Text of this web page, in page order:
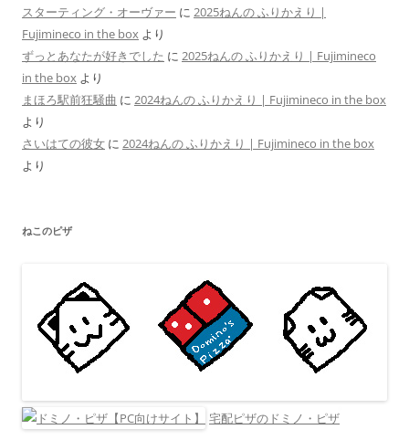
スターティング・オーヴァー に 2025ねんの ふりかえり |
Fujimineco in the box より
ずっとあなたが好きでした に 2025ねんの ふりかえり | Fujimineco
in the box より
まほろ駅前狂騒曲 に 2024ねんの ふりかえり | Fujimineco in the box
より
さいはての彼女 に 2024ねんの ふりかえり | Fujimineco in the box
より
ねこのピザ
宅配ピザのドミノ・ピザ